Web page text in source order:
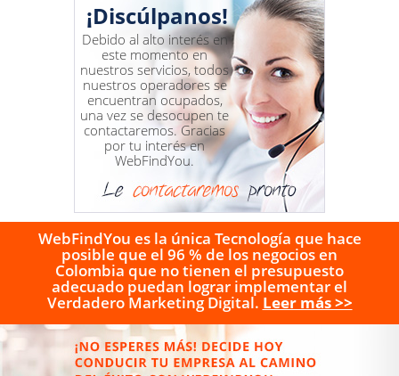
¡Discúlpanos!
Debido al alto interés en
este momento en
nuestros servicios, todos
nuestros operadores se
encuentran ocupados,
una vez se desocupen te
contactaremos. Gracias
por tu interés en
WebFindYou.
WebFindYou es la única Tecnología que hace
posible que el 96 % de los negocios en
Colombia que no tienen el presupuesto
adecuado puedan lograr implementar el
Verdadero Marketing Digital. Leer más >>